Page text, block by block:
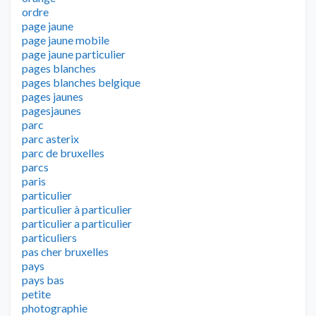
ordre
page jaune
page jaune mobile
page jaune particulier
pages blanches
pages blanches belgique
pages jaunes
pagesjaunes
parc
parc asterix
parc de bruxelles
parcs
paris
particulier
particulier à particulier
particulier a particulier
particuliers
pas cher bruxelles
pays
pays bas
petite
photographie